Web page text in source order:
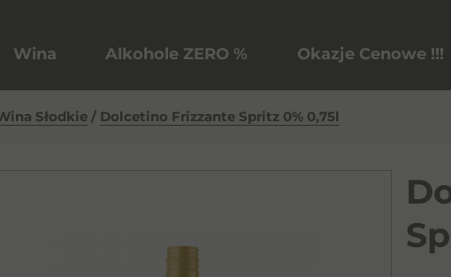
Wina Alkohole ZERO % Okazje Cenowe !!!
Słodkie / Dolcetino Frizzante Spritz 0% 0,75l